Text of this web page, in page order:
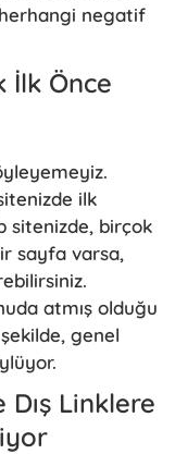
negatif
İlk Önce
ilk
sitenizde, birçok
sayfa varsa,
atmış olduğu
genel
Linklere